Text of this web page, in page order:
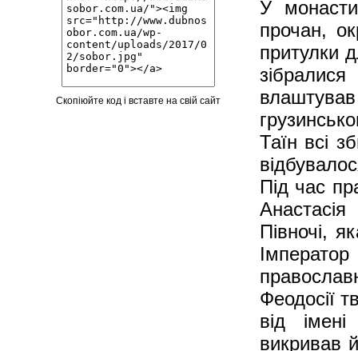
Скопіюйте код і вставте на свій сайт
У
прочан,
притулки
Таїн всі
Під час
Півночі,
Феодосії
від
викривав